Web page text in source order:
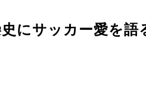
にサッカー愛を語